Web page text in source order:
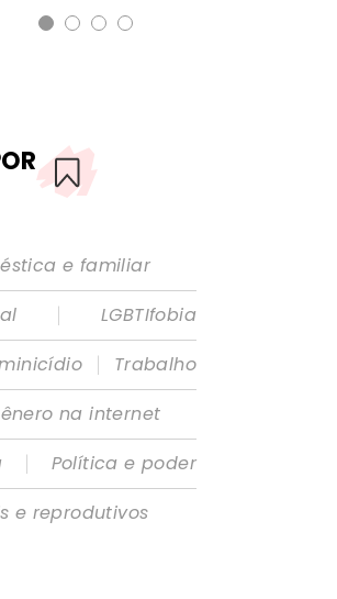
e familiar
|
LGBTIfobia
|
Trabalho
na internet
|
Política e poder
e reprodutivos